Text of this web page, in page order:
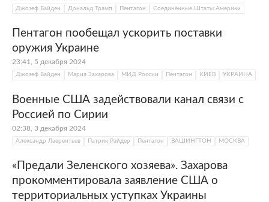
Джозеф Байден Дональд Трамп Пентагон Соединённые Штаты Америки
Пентагон пообещал ускорить поставки
оружия Украине
23:41, 5 декабря 2024
Джозеф Байден Мария Захарова МИД России Пентагон КИЕВ УКРАИНА
Военные США задействовали канал связи с
Россией по Сирии
02:38, 3 декабря 2024
Александр Лаврентьев Патрик Райдер Пентагон ВАШИНГТОН МОСКВА
«Предали Зеленского хозяева». Захарова
прокомментировала заявление США о
территориальных уступках Украины